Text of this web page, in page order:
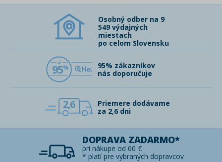
Osobný odber na 9
549 výdajných
miestach
po celom Slovensku
95
95% zákazníkov
nás doporučuje
2,6
Priemere dodávame
za 2,6 dni
DOPRAVA ZADARMO*
pri nákupe od 60 €
* platí pre vybraných dopravcov